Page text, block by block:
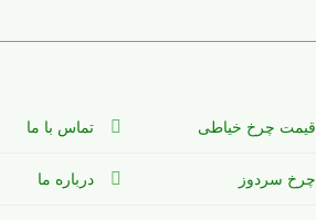
قیمت چرخ خیاطی
چرخ سردوز
تماس با ما
درباره ما